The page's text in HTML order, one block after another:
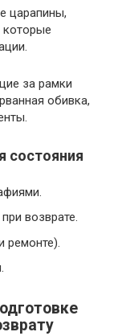
царапины,
которые
за рамки
обивка,
состояния
возврате.
ремонте).